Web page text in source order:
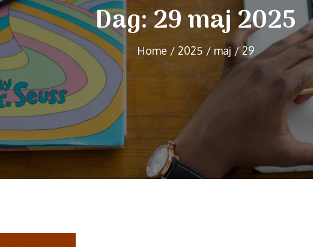
Dag:29 maj 2025
Home 2025 maj 29